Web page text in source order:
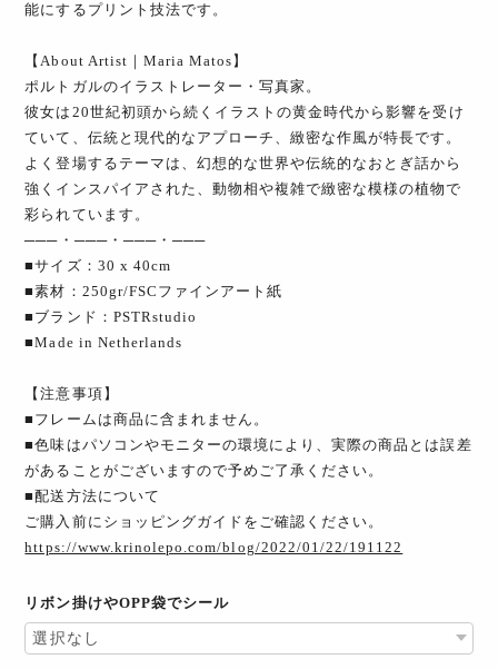
能にするプリント技法です。
【About Artist｜Maria Matos】
ポルトガルのイラストレーター・写真家。
彼女は20世紀初頭から続くイラストの黄金時代から影響を受け
ていて、伝統と現代的なアプローチ、緻密な作風が特長です。
よく登場するテーマは、幻想的な世界や伝統的なおとぎ話から
強くインスパイアされた、動物相や複雑で緻密な模様の植物で
彩られています。
───・───・───・───
■サイズ：30 x 40cm
■素材：250gr/FSCファインアート紙
■ブランド：PSTRstudio
■Made in Netherlands
【注意事項】
■フレームは商品に含まれません。
■色味はパソコンやモニターの環境により、実際の商品とは誤差
があることがございますので予めご了承ください。
■配送方法について
ご購入前にショッピングガイドをご確認ください。
https://www.krinolepo.com/blog/2022/01/22/191122
リボン掛けやOPP袋でシール